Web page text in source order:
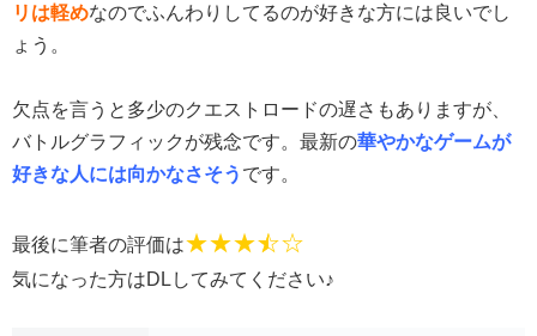
リは軽めなのでふんわりしてるのが好きな方には良いでし
ょう。
欠点を言うと多少のクエストロードの遅さもありますが、
バトルグラフィックが残念です。最新の華やかなゲームが
好きな人には向かなさそう です。
最後に筆者の評価は★★★☆☆
気になった方はDLしてみてください♪